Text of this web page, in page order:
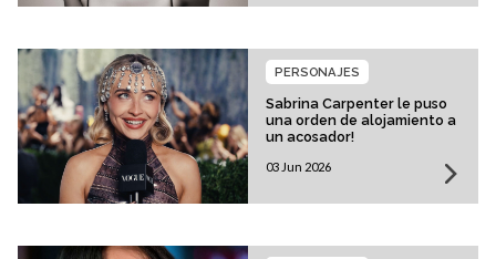
Sabrina Carpenter le puso
una orden de alojamiento a
un acosador!
PERSONAJES
03 Jun 2026